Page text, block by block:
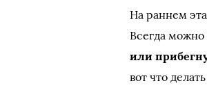
На раннем
Всегда можно
или
вот что